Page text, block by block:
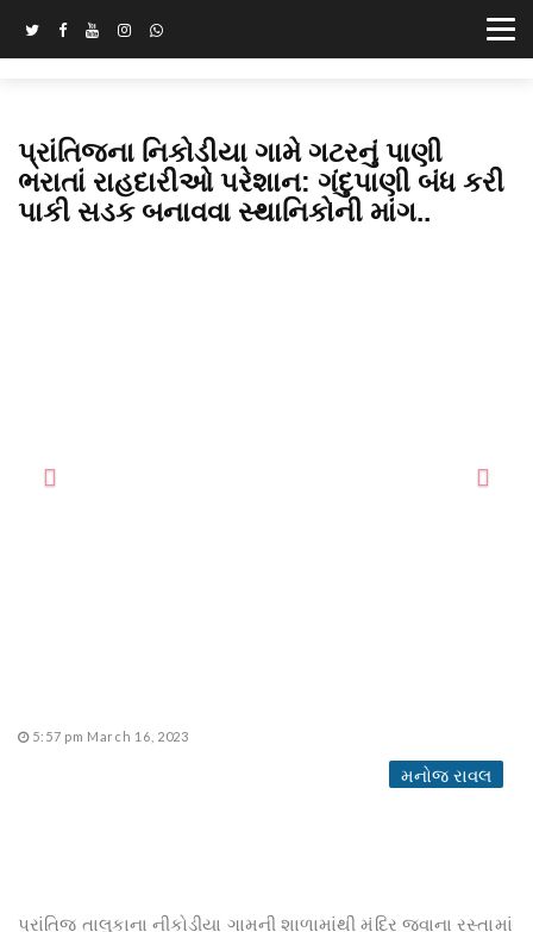
પ્રાંતિજના નિકોડીયા ગામે ગટરનું પાણી
ભરાતાં રાહદારીઓ પરેશાન: ગંદુપાણી બંધ કરી
પાકી સડક બનાવવા સ્થાનિકોની માંગ..
5:57 pm March 16, 2023
મનોજ રાવલ
પ્રાંતિજ તાલુકાના નીકોડીયા ગામની શાળામાંથી મંદિર જવાના રસ્તામાં